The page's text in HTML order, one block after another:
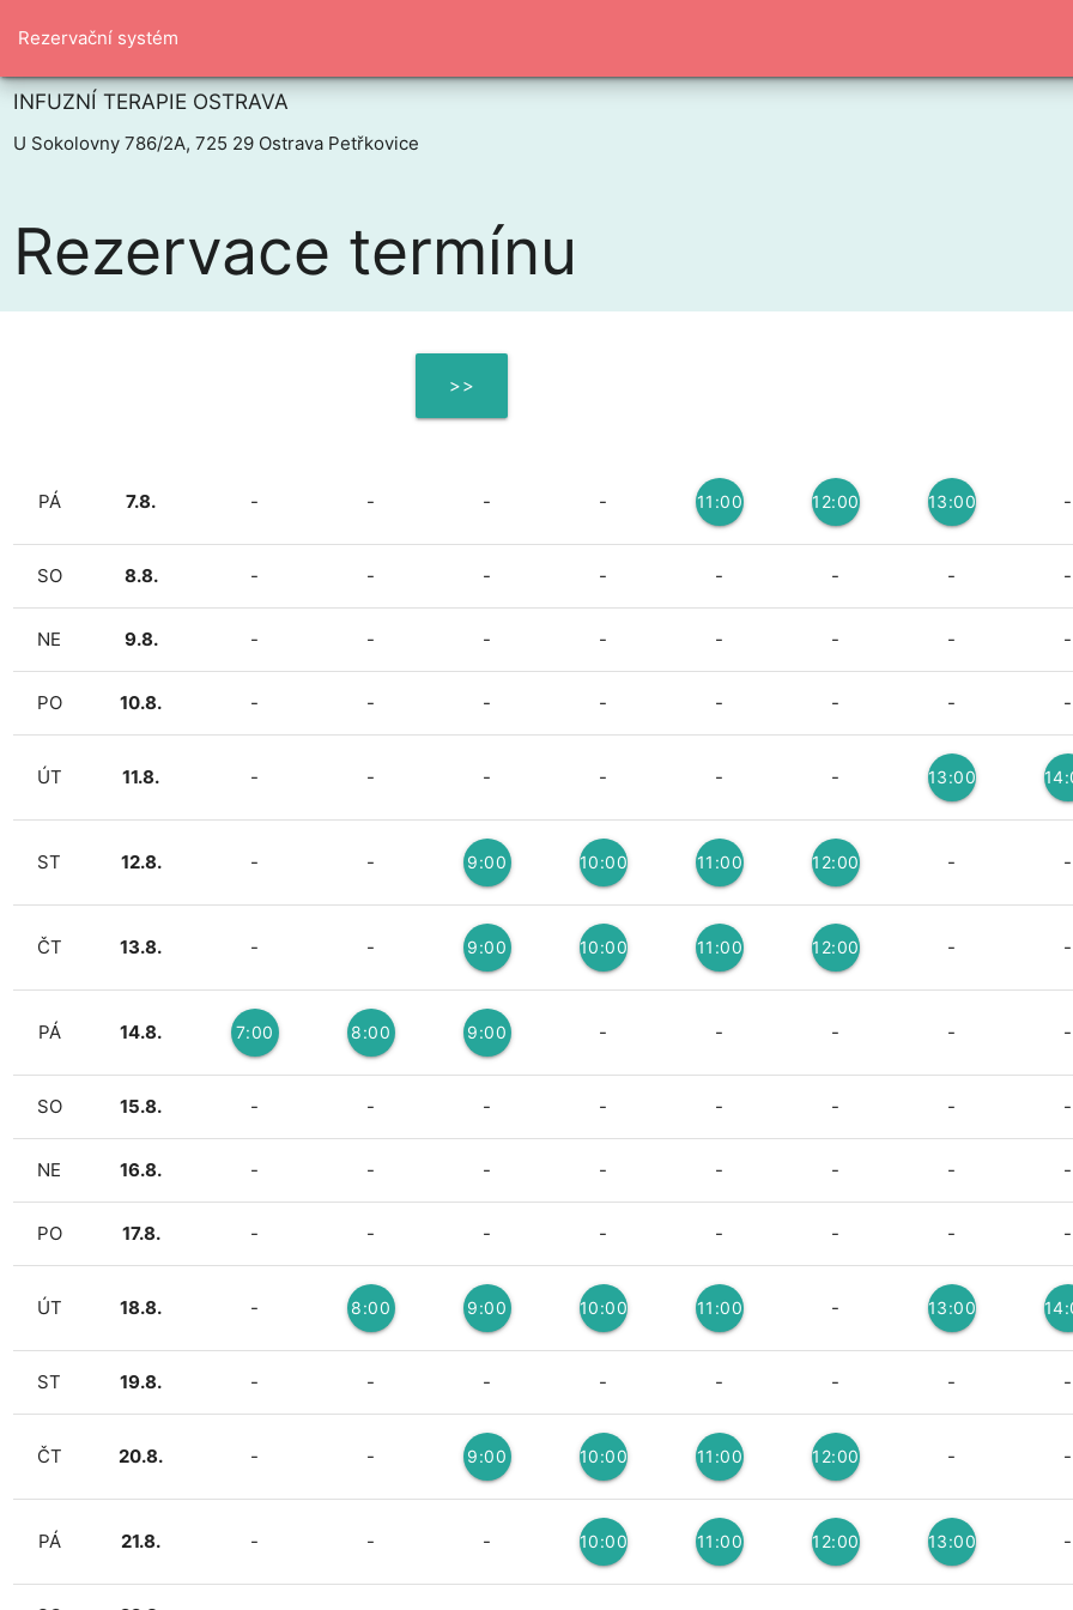
Rezervační systém
INFUZNÍ TERAPIE OSTRAVA
U Sokolovny 786/2A, 725 29 Ostrava Petřkovice
Rezervace termínu
>>
PÁ 7.8. - - - - 11:00
2
12:00
2
13:00
3
-
SO 8.8. - - - - - - - -
NE 9.8. - - - - - - - -
PO 10.8. - - - - - - - -
ÚT 11.8. - - - - - - 13:00
3 3
ST 12.8. - - 9:00
3
10:00
3
11:00
3
12:00
3
- -
ČT 13.8. - - 9:00
3
10:00
3
11:00
3
12:00
3
- -
PÁ 14.8. 7:00
2
8:00
3
9:00
3
- - - - -
SO 15.8. - - - - - - - -
NE 16.8. - - - - - - - -
PO 17.8. - - - - - - - -
ÚT 18.8. - 8:00
3
9:00
3
10:00
3
11:00
3
- 13:00
3 3
ST 19.8. - - - - - - - -
ČT 20.8. - - 9:00
3
10:00
3
11:00
3
12:00
3
- -
PÁ 21.8. - - - 10:00
3
11:00
3
12:00
3
13:00
3
-